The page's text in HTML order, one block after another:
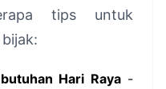
tips untuk
Hari Raya-